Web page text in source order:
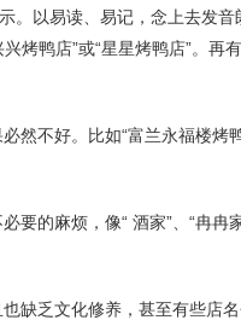
。以易读、易记，念上去发
鸭店”或“星星烤鸭店”。再
然不好。比如“富兰永福楼烤
的麻烦，像“ 酒家”、“冉冉
缺乏文化修养，甚至有些店